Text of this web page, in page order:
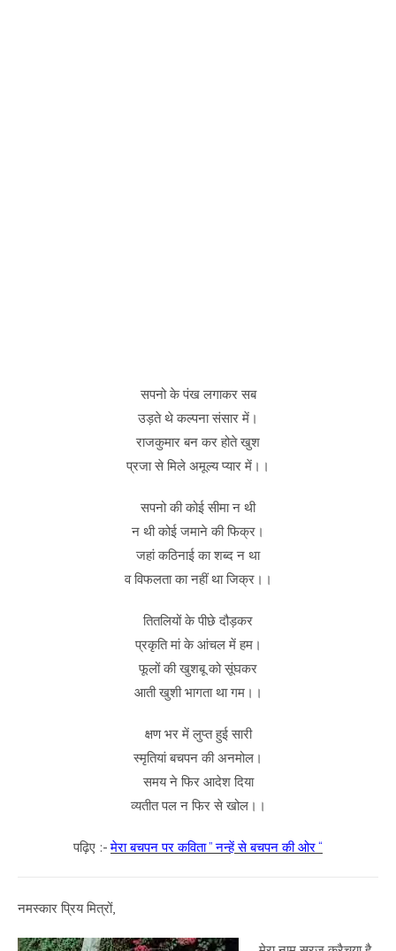
सपनो के पंख लगाकर सब
उड़ते थे कल्पना संसार में।
राजकुमार बन कर होते खुश
प्रजा से मिले अमूल्य प्यार में।।
सपनो की कोई सीमा न थी
न थी कोई जमाने की फिक्र।
जहां कठिनाई का शब्द न था
व विफलता का नहीं था जिक्र।।
तितलियों के पीछे दौड़कर
प्रकृति मां के आंचल में हम।
फूलों की खुशबू को सूंघकर
आती खुशी भागता था गम।।
क्षण भर में लुप्त हुई सारी
स्मृतियां बचपन की अनमोल।
समय ने फिर आदेश दिया
व्यतीत पल न फिर से खोल।।
पढ़िए :-मेरा बचपन पर कविता ” नन्हें से बचपन की ओर “
नमस्कार प्रिय मित्रों,